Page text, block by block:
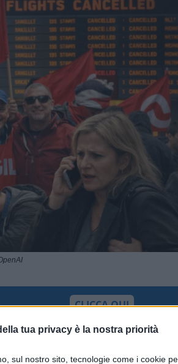
tua privacy è la nostra priorità
sul nostro sito, tecnologie come i cookie
CLICCA QUI
0:00 --:--